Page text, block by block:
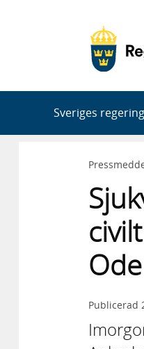
Sveriges regering
Publicerad